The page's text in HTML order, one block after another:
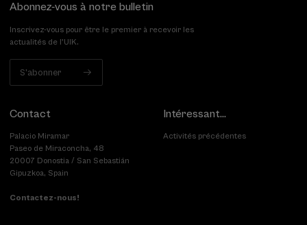
Abonnez-vous à notre bulletin
Inscrivez-vous pour être le premier à recevoir les
actualités de l'UIK.
S'abonner
Contact
Palacio Miramar
Paseo de Miraconcha, 48
20007 Donostia / San Sebastián
Gipuzkoa, Spain
Contactez-nous!
Intéressant...
Activités précédentes